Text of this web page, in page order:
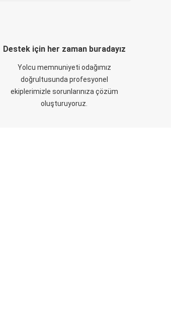
Destek için her zaman buradayız
Yolcu memnuniyeti odağımız
doğrultusunda profesyonel
ekiplerimizle sorunlarınıza çözüm
oluşturuyoruz.